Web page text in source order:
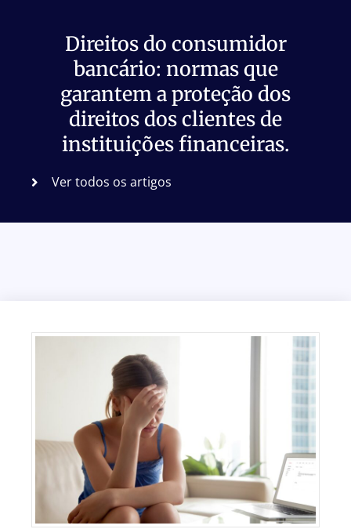
Direitos do consumidor
bancário: normas que
garantem a proteção dos
direitos dos clientes de
instituições financeiras.
Ver todos os artigos